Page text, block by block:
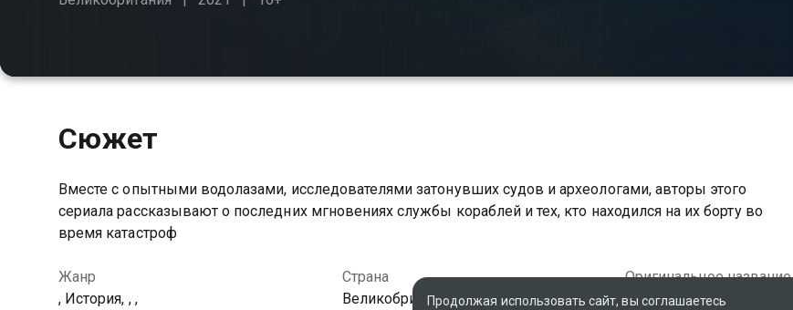
Сюжет
Вместе с опытными водолазами, исследователями затонувших судов и археологами, авторы этого
сериала рассказывают о последних мгновениях службы кораблей и тех, кто находился на их борту во
время катастроф
Жанр
, История, , ,
Страна
Великобритания
Оригинальное название
Ocean Wreck Investigation
Продолжая использовать сайт, вы соглашаетесь